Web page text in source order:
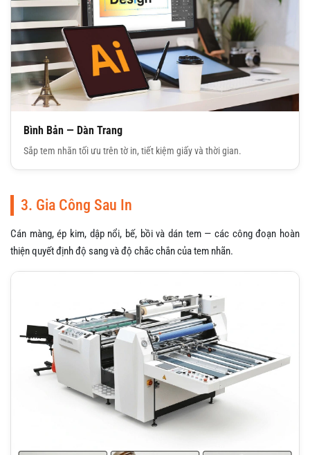
Bình Bản — Dàn Trang
Sắp tem nhãn tối ưu trên tờ in, tiết kiệm giấy và thời gian.
3. Gia Công Sau In
Cán màng, ép kim, dập nổi, bế, bồi và dán tem — các công đoạn hoàn
thiện quyết định độ sang và độ chắc chắn của tem nhãn.